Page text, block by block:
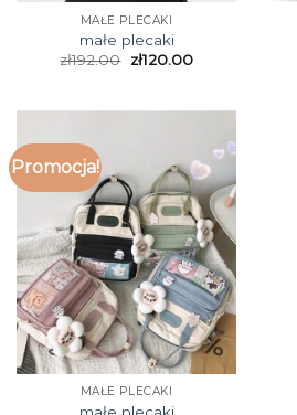
MAŁE PLECAKI
małe plecaki
zł192.00 zł120.00
Promocja!
MAŁE PLECAKI
małe plecaki